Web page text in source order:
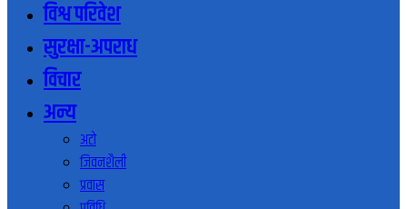
विश्व परिवेश
सुरक्षा-अपराध
विचार
अन्य
अटो
जिवनशैली
प्रवास